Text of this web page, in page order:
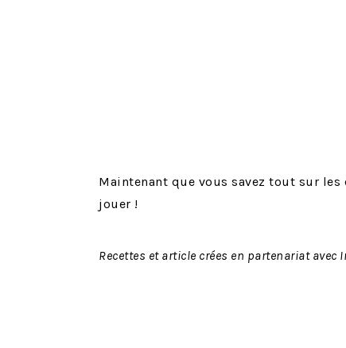
Maintenant que vous savez tout sur
jouer !
Recettes et article crées en partenariat avec